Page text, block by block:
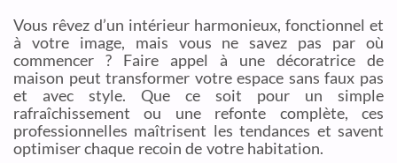
Vous rêvez d’un intérieur harmonieux, fonctionnel et
à votre image, mais vous ne savez pas par où
commencer ? Faire appel à une décoratrice de
maison peut transformer votre espace sans faux pas
et avec style. Que ce soit pour un simple
rafraîchissement ou une refonte complète, ces
professionnelles maîtrisent les tendances et savent
optimiser chaque recoin de votre habitation.